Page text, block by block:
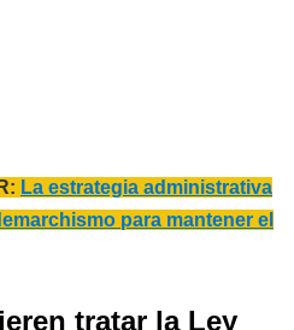
La estrategia administrativa
para mantener el
tratar la Ley